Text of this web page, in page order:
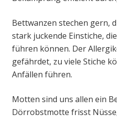
Bettwanzen stechen gern,
stark juckende Einstiche,
führen können. Der
gefährdet, zu viele Stiche
Anfällen führen.
Motten sind uns allen ein
Dörrobstmotte frisst